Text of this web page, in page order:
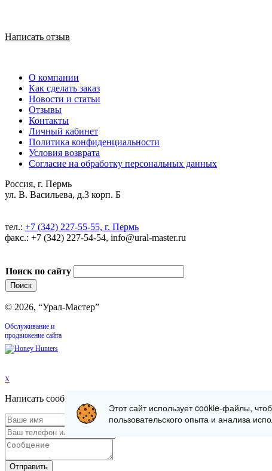
Написать отзыв
О компании
Как сделать заказ
Новости и статьи
Отзывы
Контакты
Личный кабинет
Политика конфиденциальности
Условия возврата
Согласие на обработку персональных данных
Россия, г. Пермь
ул. В. Васильева, д.3 корп. Б
тел.: +7 (342) 227-55-55, г. Пермь
факс.: +7 (342) 227-54-54, info@ural-master.ru
Поиск по сайту
© 2026, “Урал-Мастер”
Обслуживание и
продвижение сайта
x
Написать сообщение
Отправить
Этот сайт использует cookie-файлы,
пользовательского опыта и анализа